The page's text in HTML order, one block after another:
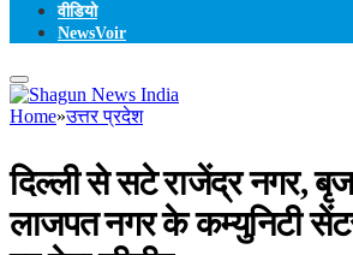
वीडियो
NewsVoir
Home»उत्तर प्रदेश
दिल्ली से सटे राजेंद्र नगर,
लाजपत नगर के कम्युनिटी